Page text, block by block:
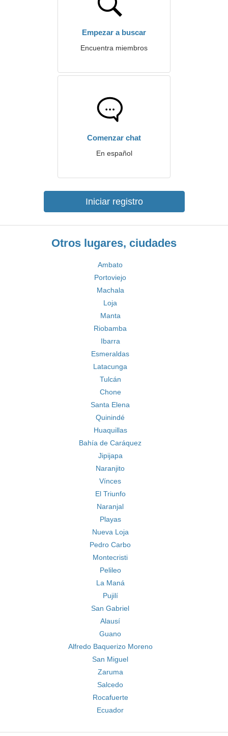
Empezar a buscar
Encuentra miembros
Comenzar chat
En español
Iniciar registro
Otros lugares, ciudades
Ambato
Portoviejo
Machala
Loja
Manta
Riobamba
Ibarra
Esmeraldas
Latacunga
Tulcán
Chone
Santa Elena
Quinindé
Huaquillas
Bahía de Caráquez
Jipijapa
Naranjito
Vínces
El Triunfo
Naranjal
Playas
Nueva Loja
Pedro Carbo
Montecristi
Pelileo
La Maná
Pujilí
San Gabriel
Alausí
Guano
Alfredo Baquerizo Moreno
San Miguel
Zaruma
Salcedo
Rocafuerte
Ecuador